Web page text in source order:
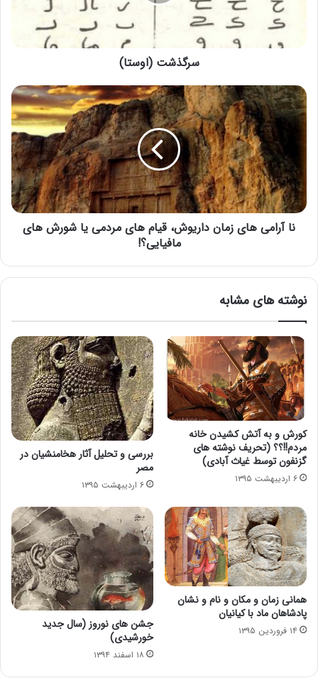
سرگذشت (اوستا)
نا آرامی های زمان داریوش، قیام های مردمی یا شورش های
مافیایی؟!
نوشته های مشابه
کورش و به آتش کشیدن خانه
مردم!!؟؟ (تحریف نوشته های
گزنفون توسط غیاث آبادی)
۶ اردیبهشت ۱۳۹۵
بررسی و تحلیل آثار هخامنشیان در
مصر
۶ اردیبهشت ۱۳۹۵
همانی زمان و مکان و نام و نشان
پادشاهان ماد با کیانیان
۱۴ فروردین ۱۳۹۵
جشن های نوروز (سال جدید
خورشیدی)
۱۸ اسفند ۱۳۹۴